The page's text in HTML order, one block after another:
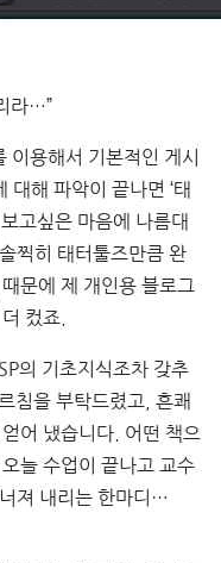
라…”
이용해서 기본적인 게시
대해 파악이 끝나면 ‘태
고싶은 마음에 나름대
찍히 태터툴즈만큼 완
문에 제 개인용 블로그
컸죠.
의 기초지식조차 갖추
침을 부탁드렸고, 흔쾌
어 냈습니다. 어떤 책으
늘 수업이 끝나고 교수
져 내리는 한마디…